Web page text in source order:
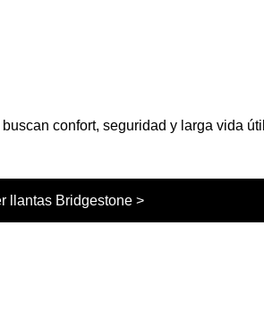
confort, seguridad y larga vida
llantas Bridgestone >